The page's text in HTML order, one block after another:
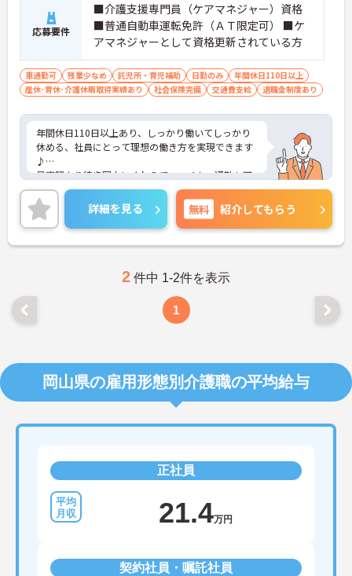
応募要件
■介護支援専門員（ケアマネジャー）資格
■普通自動車運転免許（ＡＴ限定可） ■ケ
アマネジャーとして資格更新されている方
車通勤可 残業少なめ 託児所・育児補助 日勤のみ
年間休日110日以上
産休･育休･介護休暇取得実績あり
社会保険完備 交通費支給 退職金制度あり
年間休日110日以上あり、しっかり働いてしっかり
休める、社員にとって理想の働き方を実現できます
♪
最寄駅より徒歩圏内にくわえて、マイカー通勤も可
能と通勤も便利です♪
ご興味ある方には、面接対策ポイントなど、さらに
詳細をお話しいたしますのでお気軽にご相談くださ
い。
詳細を見る 無料 紹介してもらう
2 件中 1-2件を表示
1
岡山県の雇用形態別介護職の平均給与
正社員
21.4万円
契約社員・嘱託社員